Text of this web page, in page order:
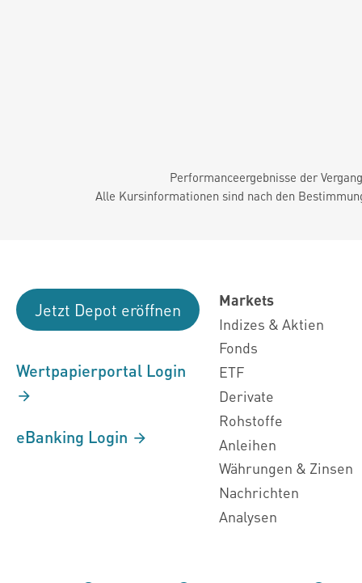
Performanceergebnisse der
Alle Kursinformationen sind nach den
Jetzt Depot eröffnen
Wertpapierportal Login
eBanking Login
Markets
Indizes & Aktien
Fonds
ETF
Derivate
Rohstoffe
Anleihen
Währungen & Zinsen
Nachrichten
Analysen